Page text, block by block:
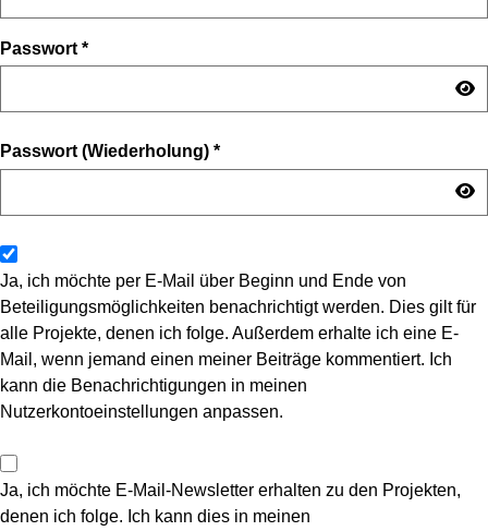
Passwort *
Passwort (Wiederholung) *
Ja, ich möchte per E-Mail über Beginn und Ende von
Beteiligungsmöglichkeiten benachrichtigt werden. Dies gilt für
alle Projekte, denen ich folge. Außerdem erhalte ich eine E-
Mail, wenn jemand einen meiner Beiträge kommentiert. Ich
kann die Benachrichtigungen in meinen
Nutzerkontoeinstellungen anpassen.
Ja, ich möchte E-Mail-Newsletter erhalten zu den Projekten,
denen ich folge. Ich kann dies in meinen